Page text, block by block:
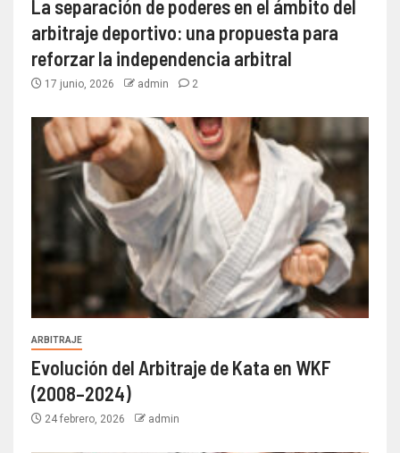
La separación de poderes en el ámbito del
arbitraje deportivo: una propuesta para
reforzar la independencia arbitral
17 junio, 2026 admin 2
ARBITRAJE
Evolución del Arbitraje de Kata en WKF
(2008–2024)
24 febrero, 2026 admin